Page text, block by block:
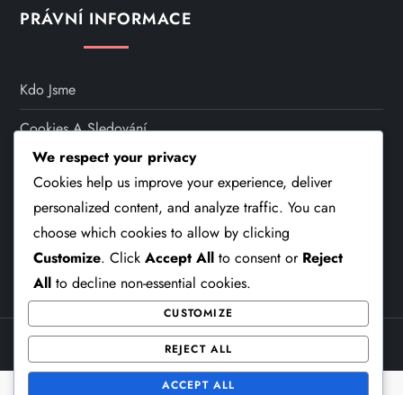
s
a
g
n
a
PRÁVNÍ INFORMACE
Kdo Jsme
Cookies A Sledování
Kontaktujte Nás
Podmínky Služby
Zásady Ochrany Dat
Theme Cube Speed by Kantipur Themes
We respect your privacy
Cookies help us improve your experience, deliver
personalized content, and analyze traffic. You can
choose which cookies to allow by clicking
Customize. Click Accept All to consent or Reject
All to decline non-essential cookies.
CUSTOMIZE
REJECT ALL
ACCEPT ALL